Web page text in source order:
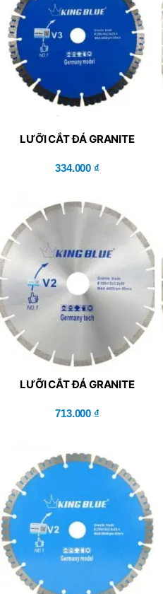
LƯỠI CẮT ĐÁ GRANITE
230×25.4×2.6x14R
334.000 ₫
LƯỠI CẮT ĐÁ GRANITE
350x50x3.2x12R
713.000 ₫